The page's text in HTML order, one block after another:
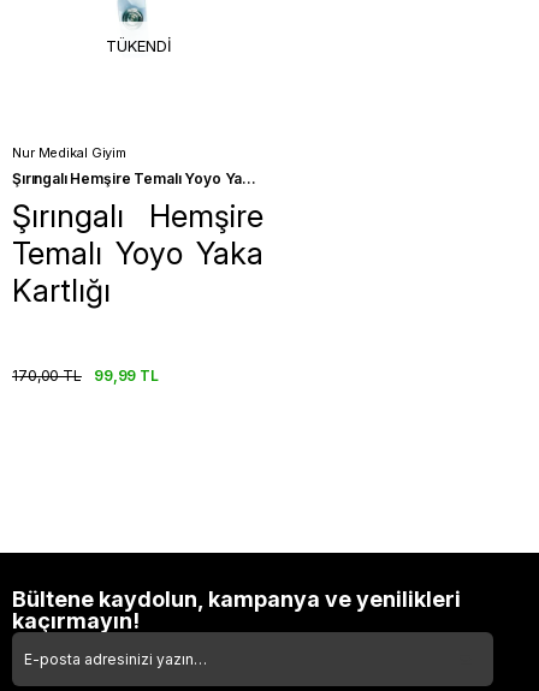
TÜKENDI
Nur Medikal Giyim
Şırıngalı Hemşire Temalı Yoyo Yaka Kartlığı
Şırıngalı Hemşire
Temalı Yoyo Yaka
Kartlığı
99,99 TL
170,00 TL
Bültene kaydolun, kampanya ve yenilikleri
kaçırmayın!